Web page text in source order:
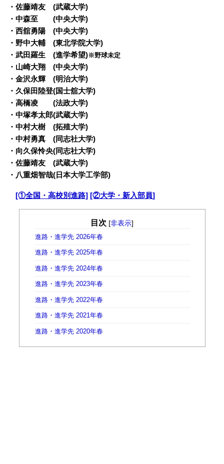
・佐藤靖友 (武蔵大学)
・中森至 (中央大学)
・西舘勇陽 (中央大学)
・野中大輔 (東北学院大学)
・武田羅生 (進学希望)※野球未定
・山崎大翔 (中央大学)
・金沢永輝 (明治大学)
・久保田陸登(国士舘大学)
・高橋凌 (法政大学)
・中塚孝太郎(武蔵大学)
・中村大樹 (拓殖大学)
・中村勇真 (同志社大学)
・向久保怜央(同志社大学)
・佐藤靖友 (武蔵大学)
・八重畑智哉(日本大学工学部)
[①全国・高校別進路] [②大学・新入部員]
目次 [非表示]
進路・進学先 2026年春
進路・進学先 2025年春
進路・進学先 2024年春
進路・進学先 2023年春
進路・進学先 2022年春
進路・進学先 2021年春
進路・進学先 2020年春